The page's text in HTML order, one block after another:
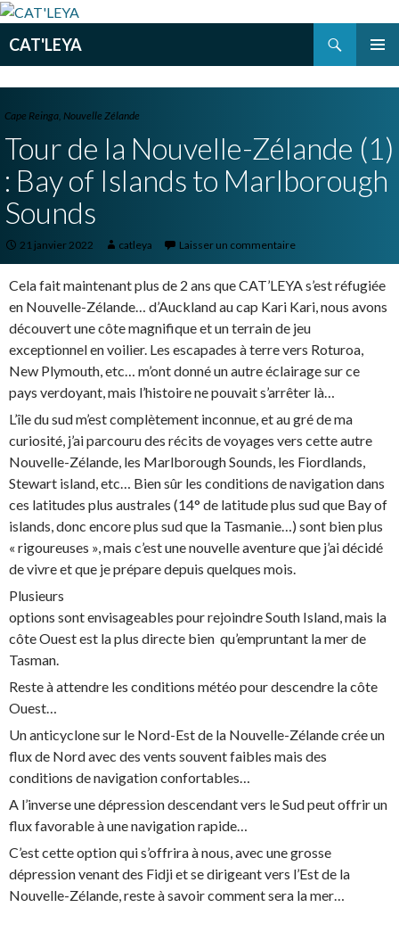
CAT'LEYA
PRINCIPAL
Cape Reinga Nouvelle Zélande
Tour de la Nouvelle-Zélande (1)
: Bay of Islands to Marlborough
Sounds
21 janvier 2022 catleya Laisser un commentaire
Cela fait maintenant plus de 2 ans que CAT’LEYA s’est réfugiée
en Nouvelle-Zélande… d’Auckland au cap Kari Kari, nous avons
découvert une côte magnifique et un terrain de jeu
exceptionnel en voilier. Les escapades à terre vers Roturoa,
New Plymouth, etc… m’ont donné un autre éclairage sur ce
pays verdoyant, mais l’histoire ne pouvait s’arrêter là…
L’île du sud m’est complètement inconnue, et au gré de ma
curiosité, j’ai parcouru des récits de voyages vers cette autre
Nouvelle-Zélande, les Marlborough Sounds, les Fiordlands,
Stewart island, etc… Bien sûr les conditions de navigation dans
ces latitudes plus australes (14° de latitude plus sud que Bay of
islands, donc encore plus sud que la Tasmanie…) sont bien plus
« rigoureuses », mais c’est une nouvelle aventure que j’ai décidé
de vivre et que je prépare depuis quelques mois.
Plusieurs
options sont envisageables pour rejoindre South Island, mais la
côte Ouest est la plus directe bien qu’empruntant la mer de
Tasman.
Reste à attendre les conditions météo pour descendre la côte
Ouest…
Un anticyclone sur le Nord-Est de la Nouvelle-Zélande crée un
flux de Nord avec des vents souvent faibles mais des
conditions de navigation confortables…
A l’inverse une dépression descendant vers le Sud peut offrir un
flux favorable à une navigation rapide…
C’est cette option qui s’offrira à nous, avec une grosse
dépression venant des Fidji et se dirigeant vers l’Est de la
Nouvelle-Zélande, reste à savoir comment sera la mer…